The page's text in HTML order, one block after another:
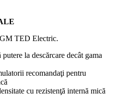
TED Electric.
la descărcare decât gama
recomandaţi pentru
cu rezistenţă internă mică